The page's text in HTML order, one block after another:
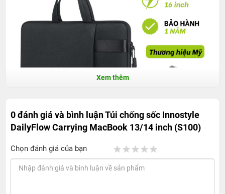
Túi chống sốc Innostyle DailyFlow Carrying
Xem thêm
0 đánh giá và bình luậnTúi chống sốc Innostyle
DailyFlow Carrying MacBook 13/14 inch (S100)
Chọn đánh giá của bạn